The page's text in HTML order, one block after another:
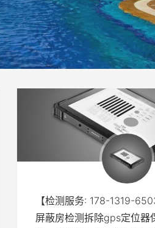
【检测服务: 178-1319-
屏蔽房检测拆除gps定位器